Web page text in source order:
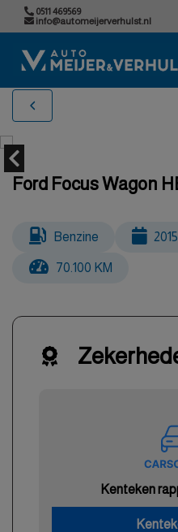
0511 469569
info@automeijerverhulst.nl
Ford Focus Wagon
Benzine 2015
70.100 KM
Kenteken